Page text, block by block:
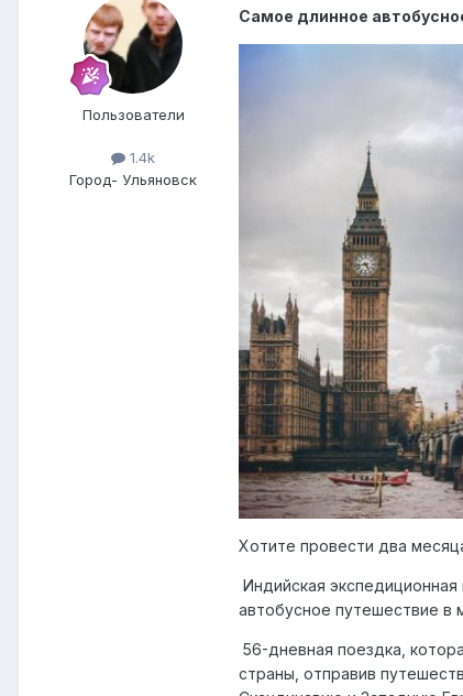
Пользователи
1.4k
Город- Ульяновск
Самое длинное
Хотите провести два
Индийская
автобусное путешествие в
56-дневная поездка,
страны, отправив